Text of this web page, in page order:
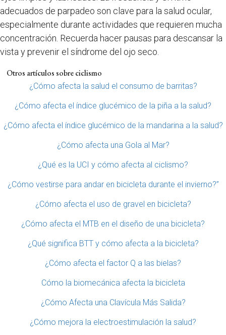
adecuados de parpadeo son clave para la salud ocular,
especialmente durante actividades que requieren mucha
concentración. Recuerda hacer pausas para descansar la
vista y prevenir el síndrome del ojo seco.
Otros artículos sobre ciclismo
¿Cómo afecta la salud el consumo de barritas?
¿Cómo afecta el índice glucémico de la piña a la salud?
¿Cómo afecta el índice glucémico de la mandarina a la salud?
¿Cómo afecta una Gola al Mar?
¿Qué es la UCI y cómo afecta al ciclismo?
¿Cómo vestirse para andar en bicicleta durante el invierno?”
¿Cómo afecta el uso de gravel en bicicleta?
¿Cómo afecta el MTB en el diseño de una bicicleta?
¿Qué significa BTT y cómo afecta a la bicicleta?
¿Cómo afecta el factor Q a las bielas?
Cómo la biomecánica afecta la bicicleta
¿Cómo Afecta una Clavícula Más Salida?
¿Cómo mejora la electroestimulación la salud?